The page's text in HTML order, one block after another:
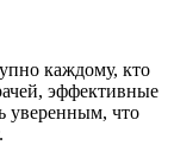
каждому, кто
эффективные
уверенным, что